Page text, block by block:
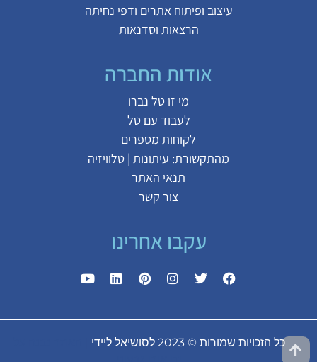
עיצוב ופיתוח אתרים ודפי נחיתה
הרצאות וסדנאות
אודות החברה
מי זו טל נברו
לעבוד עם טל
לקוחות מספרים
מהתקשורת: עיתונות | טלוויזיה
תנאי האתר
צור קשר
עקבו אחרינו
כל הזכויות שמורות © 2023 לסושיאל ליידי